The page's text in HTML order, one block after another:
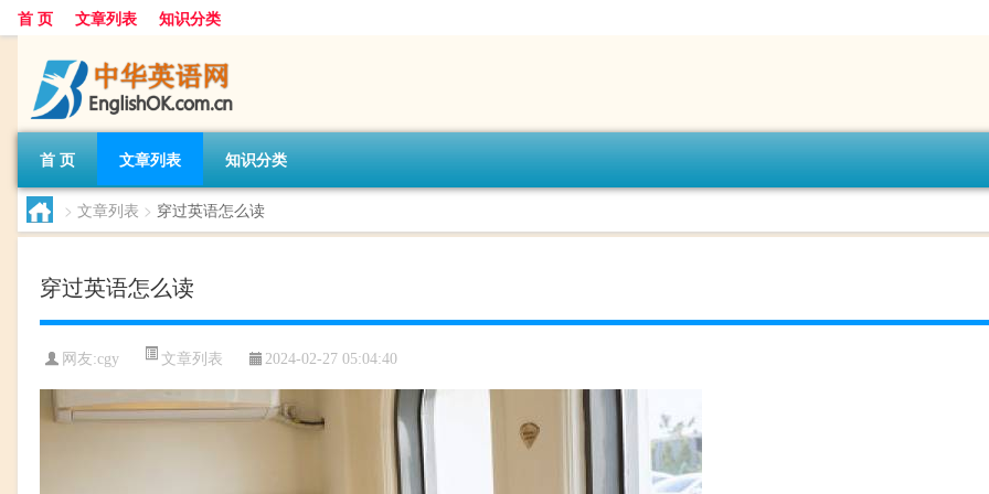
首 页 文章列表 知识分类
首 页 文章列表 知识分类
> 文章列表 > 穿过英语怎么读
穿过英语怎么读
网友:cgy 文章列表 2024-02-27 05:04:40